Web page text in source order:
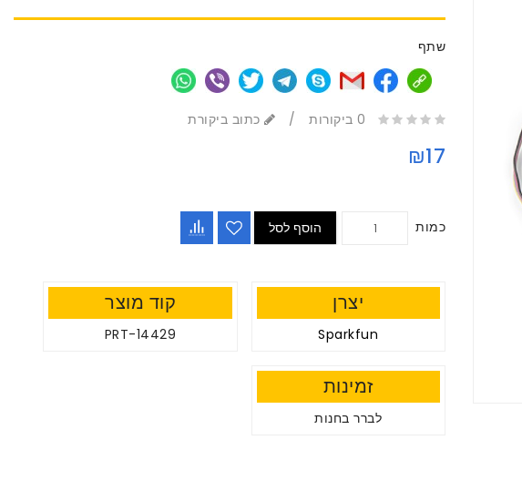
שתף
0 ביקורות / כתוב ביקורת
₪17
כמות הוסף לסל
יצרן
Sparkfun
קוד מוצר
PRT-14429
זמינות
לברר בחנות